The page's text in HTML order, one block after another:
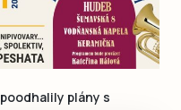
Facebook
Čtenáři píší
Speciální přílohy
Inzerce
plány s